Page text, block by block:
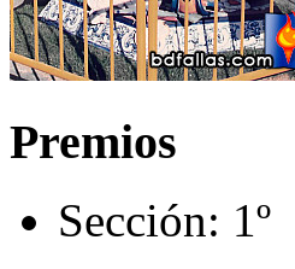
Premios
Sección: 1º